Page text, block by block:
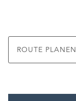
ROUTE PLANEN